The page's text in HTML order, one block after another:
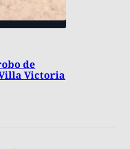
de
Victoria